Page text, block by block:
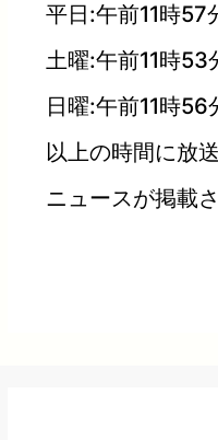
平日:午前11時57
土曜:午前11時53
日曜:午前11時56
以上の時間に放
ニュースが掲載さ